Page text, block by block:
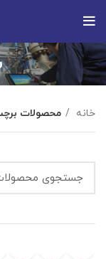
خانه محصولات